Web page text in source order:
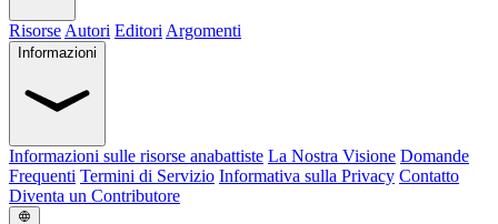
Risorse Autori Editori Argomenti
Informazioni
Informazioni sulle risorse anabattiste La Nostra Visione Domande
Frequenti Termini di Servizio Informativa sulla Privacy Contatto
Diventa un Contributore